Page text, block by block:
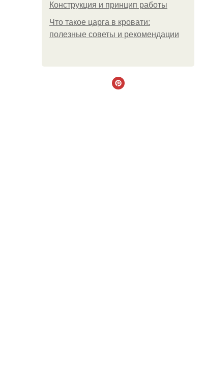
Конструкция и принцип работы
Что такое царга в кровати:
полезные советы и рекомендации